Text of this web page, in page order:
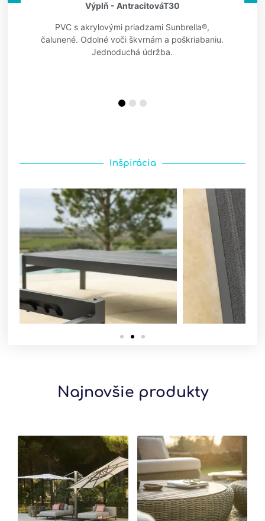
Výplň - AntracitováT30
PVC s akrylovými priadzami Sunbrella®,
čalunené. Odolné voči škvrnám a poškriabaniu.
Jednoduchá údržba.
Inšpirácia
Najnovšie produkty